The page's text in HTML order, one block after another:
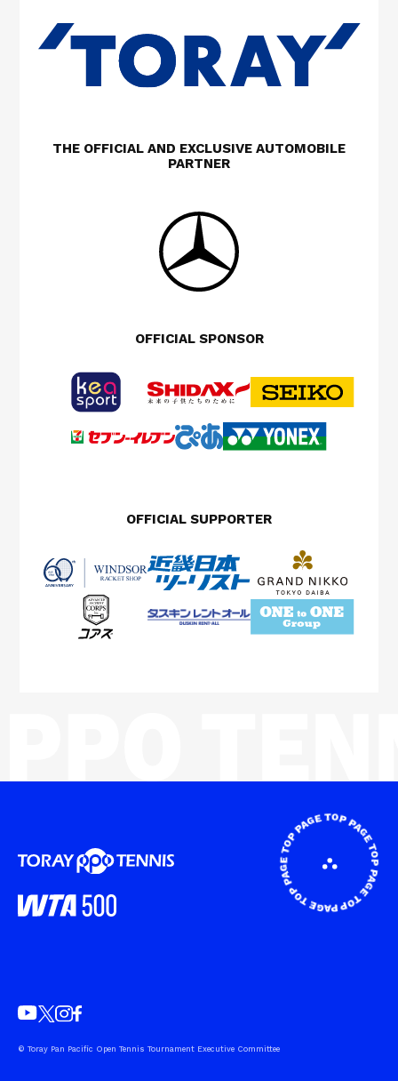
THE OFFICIAL AND EXCLUSIVE AUTOMOBILE
PARTNER
OFFICIAL SPONSOR
OFFICIAL SUPPORTER
© Toray Pan Pacific Open Tennis Tournament Executive Committee